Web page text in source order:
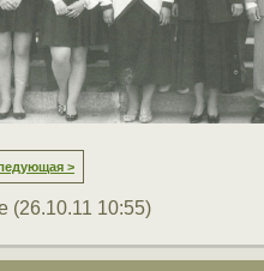
>
(26.10.11 10:55)